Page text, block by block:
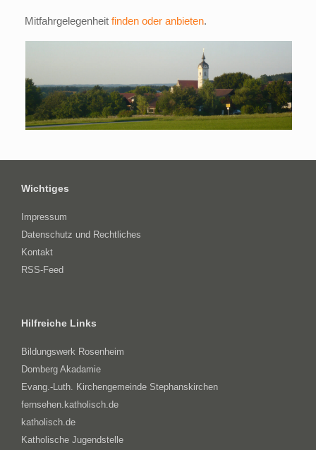
Mitfahrgelegenheit finden oder anbieten.
Wichtiges
Impressum
Datenschutz und Rechtliches
Kontakt
RSS-Feed
Hilfreiche Links
Bildungswerk Rosenheim
Domberg Akadamie
Evang.-Luth. Kirchengemeinde Stephanskirchen
fernsehen.katholisch.de
katholisch.de
Katholische Jugendstelle